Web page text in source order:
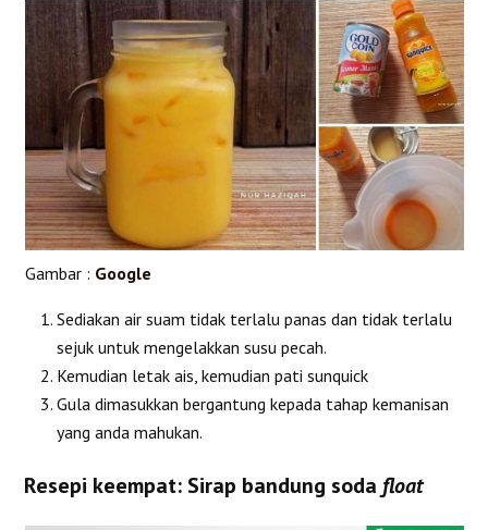
Gambar : Google
Sediakan air suam tidak terlalu panas dan tidak terlalu
sejuk untuk mengelakkan susu pecah.
Kemudian letak ais, kemudian pati sunquick
Gula dimasukkan bergantung kepada tahap kemanisan
yang anda mahukan.
Resepi keempat: Sirap bandung soda float